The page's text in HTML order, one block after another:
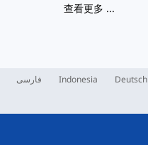
查看更多 ...
فارسی Indonesia Deutsch